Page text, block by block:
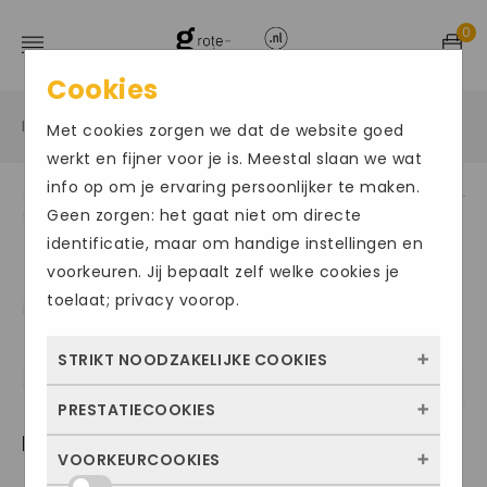
0
Home / Grote maten damesschoenen / Sneakers
HARTJES SOPHIE
Cookies
Met cookies zorgen we dat de website goed
werkt en fijner voor je is. Meestal slaan we wat
info op om je ervaring persoonlijker te maken.
Geen zorgen: het gaat niet om directe
identificatie, maar om handige instellingen en
voorkeuren. Jij bepaalt zelf welke cookies je
toelaat; privacy voorop.
STRIKT NOODZAKELIJKE COOKIES
Deze cookies zorgen ervoor dat de website
kunnen niet worden uitgezet. Meestal
PRESTATIECOOKIES
Met deze cookies zien we hoe vaak onze
VOORKEURCOOKIES